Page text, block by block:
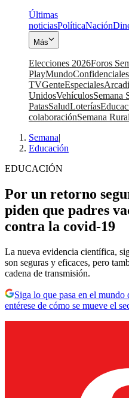
Últimas
noticiasPolíticaNación
Más
Elecciones 2026Foros
PlayMundoConfidenciales
TVGenteEspeciales
UnidosVehículosSemana
PatasSaludLoterías
colaboraciónSemana Rural
Semana|
Educación
EDUCACIÓN
Por un retorno
piden que padres
contra la covid-19
La nueva evidencia científica,
son seguras y eficaces, pero
cadena de transmisión.
Siga lo que pasa en el
entérese de cómo se mueve el